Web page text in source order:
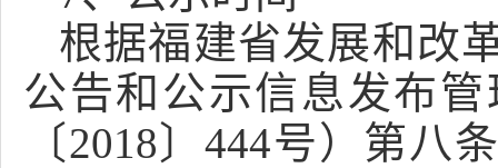
根据福建省发展和改
公告和公示信息发布
〔2018〕444号）第八